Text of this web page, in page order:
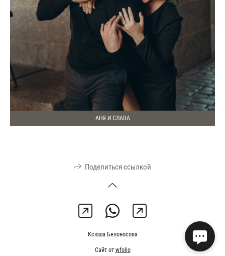
АНЯ И СЛАВА
Поделиться ссылкой
Ксюша Белоносова
Сайт от wfolio